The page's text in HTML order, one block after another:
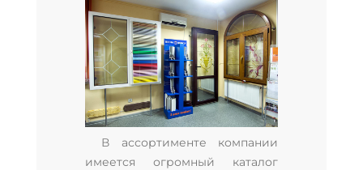
В ассортименте компании
имеется огромный каталог